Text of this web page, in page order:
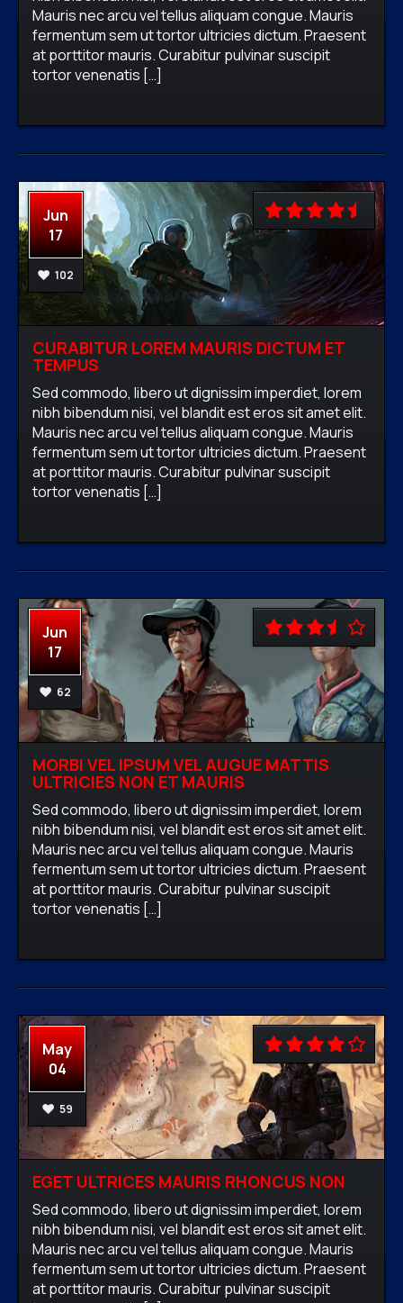
Mauris nec arcu vel tellus aliquam congue. Mauris
fermentum sem ut tortor ultricies dictum. Praesent
at porttitor mauris. Curabitur pulvinar suscipit
tortor venenatis […]
firewavadmin No comments
Adventure,
RPG,
Strategy
Jun
17
102
CURABITUR LOREM MAURIS DICTUM ET
TEMPUS
Sed commodo, libero ut dignissim imperdiet, lorem
nibh bibendum nisi, vel blandit est eros sit amet elit.
Mauris nec arcu vel tellus aliquam congue. Mauris
fermentum sem ut tortor ultricies dictum. Praesent
at porttitor mauris. Curabitur pulvinar suscipit
tortor venenatis […]
firewavadmin No comments
Fantasy,
Online,
Shooter, Strategy
Jun
17
62
MORBI VEL IPSUM VEL AUGUE MATTIS
ULTRICIES NON ET MAURIS
Sed commodo, libero ut dignissim imperdiet, lorem
nibh bibendum nisi, vel blandit est eros sit amet elit.
Mauris nec arcu vel tellus aliquam congue. Mauris
fermentum sem ut tortor ultricies dictum. Praesent
at porttitor mauris. Curabitur pulvinar suscipit
tortor venenatis […]
firewavadmin No comments
Classics,
Fantasy,
Online,RPG
May
04
59
EGET ULTRICES MAURIS RHONCUS NON
Sed commodo, libero ut dignissim imperdiet, lorem
nibh bibendum nisi, vel blandit est eros sit amet elit.
Mauris nec arcu vel tellus aliquam congue. Mauris
fermentum sem ut tortor ultricies dictum. Praesent
at porttitor mauris. Curabitur pulvinar suscipit
firewavadmin No comments
Machine